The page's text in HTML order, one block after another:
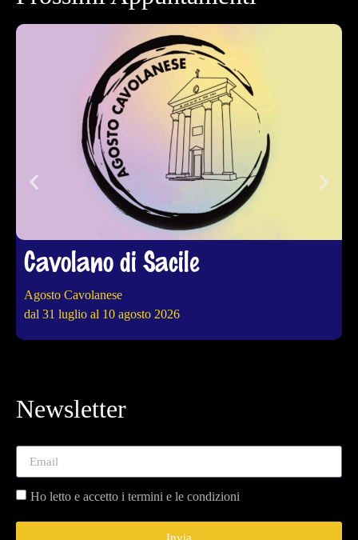
Cavolano di Sacile
Agosto Cavolanese
dal 31 luglio al 10 agosto 2026
Newsletter
Ho letto e accetto i termini e le condizioni
Invia